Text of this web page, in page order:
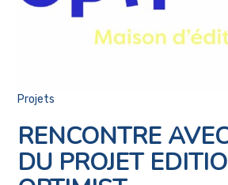
Projets
RENCONTRE
DU PROJET